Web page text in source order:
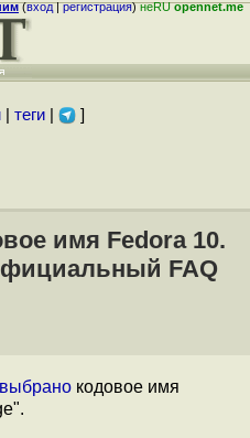
(вход|регистрация)неRUopennet.me
| теги| ]
имя Fedora 10.
FAQ
кодовое имя